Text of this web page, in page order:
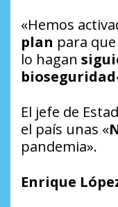
«Hemos
plan para
lo hagan
bioseguridad
El jefe de
el país unas «
pandemia».
Enrique